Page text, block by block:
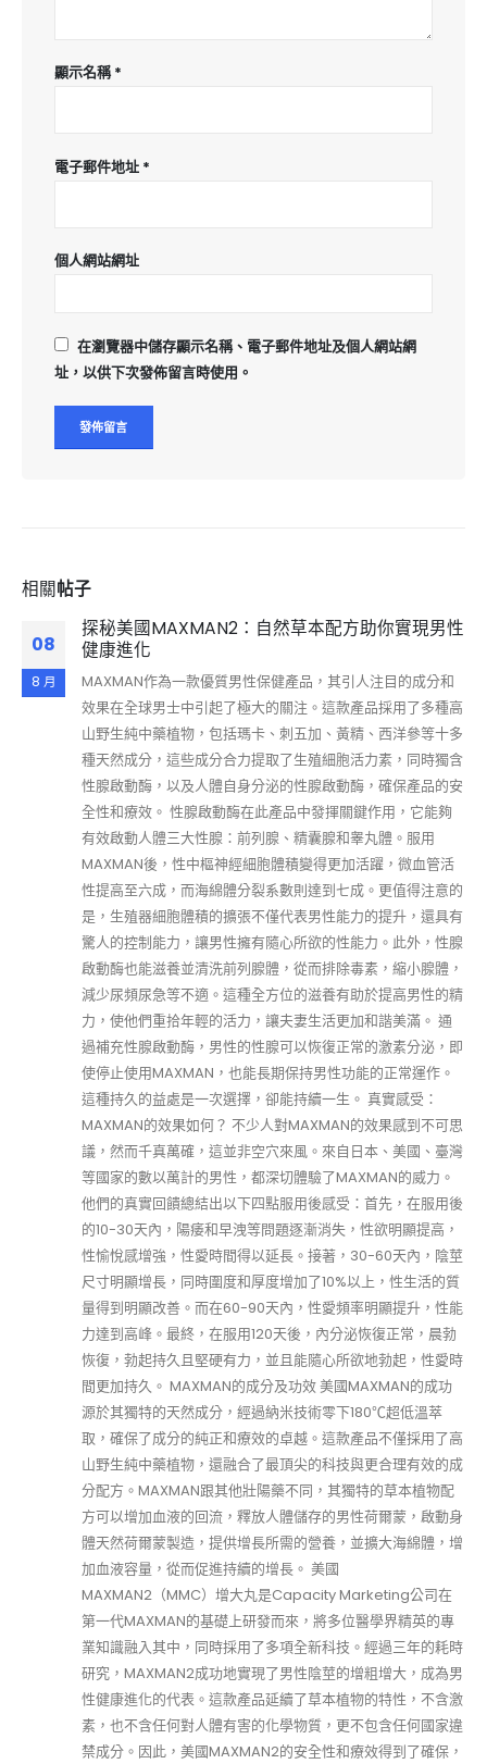
顯示名稱*
電子郵件地址 *
個人網站網址
在瀏覽器中儲存顯示名稱、電子郵件地址及個人網站網
址，以供下次發佈留言時使用。
相關帖子
08
8 月
探秘美國MAXMAN2：自然草本配方助你實現男性
健康進化
MAXMAN作為一款優質男性保健產品，其引人注目的成分和
效果在全球男士中引起了極大的關注。這款產品採用了多種高
山野生純中藥植物，包括瑪卡、刺五加、黃精、西洋參等十多
種天然成分，這些成分合力提取了生殖細胞活力素，同時獨含
性腺啟動酶，以及人體自身分泌的性腺啟動酶，確保產品的安
全性和療效。 性腺啟動酶在此產品中發揮關鍵作用，它能夠
有效啟動人體三大性腺：前列腺、精囊腺和睾丸體。服用
MAXMAN後，性中樞神經細胞體積變得更加活躍，微血管活
性提高至六成，而海綿體分裂系數則達到七成。更值得注意的
是，生殖器細胞體積的擴張不僅代表男性能力的提升，還具有
驚人的控制能力，讓男性擁有隨心所欲的性能力。此外，性腺
啟動酶也能滋養並清洗前列腺體，從而排除毒素，縮小腺體，
減少尿頻尿急等不適。這種全方位的滋養有助於提高男性的精
力，使他們重拾年輕的活力，讓夫妻生活更加和諧美滿。 通
過補充性腺啟動酶，男性的性腺可以恢復正常的激素分泌，即
使停止使用MAXMAN，也能長期保持男性功能的正常運作。
這種持久的益處是一次選擇，卻能持續一生。 真實感受：
MAXMAN的效果如何？ 不少人對MAXMAN的效果感到不可思
議，然而千真萬確，這並非空穴來風。來自日本、美國、臺灣
等國家的數以萬計的男性，都深切體驗了MAXMAN的威力。
他們的真實回饋總結出以下四點服用後感受：首先，在服用後
的10-30天內，陽痿和早洩等問題逐漸消失，性欲明顯提高，
性愉悅感增強，性愛時間得以延長。接著，30-60天內，陰莖
尺寸明顯增長，同時圍度和厚度增加了10%以上，性生活的質
量得到明顯改善。而在60-90天內，性愛頻率明顯提升，性能
力達到高峰。最終，在服用120天後，內分泌恢復正常，晨勃
恢復，勃起持久且堅硬有力，並且能隨心所欲地勃起，性愛時
間更加持久。 MAXMAN的成分及功效 美國MAXMAN的成功
源於其獨特的天然成分，經過納米技術零下180℃超低溫萃
取，確保了成分的純正和療效的卓越。這款產品不僅採用了高
山野生純中藥植物，還融合了最頂尖的科技與更合理有效的成
分配方。MAXMAN跟其他壯陽藥不同，其獨特的草本植物配
方可以增加血液的回流，釋放人體儲存的男性荷爾蒙，啟動身
體天然荷爾蒙製造，提供增長所需的營養，並擴大海綿體，增
加血液容量，從而促進持續的增長。 美國
MAXMAN2（MMC）增大丸是Capacity Marketing公司在
第一代MAXMAN的基礎上研發而來，將多位醫學界精英的專
業知識融入其中，同時採用了多項全新科技。經過三年的耗時
研究，MAXMAN2成功地實現了男性陰莖的增粗增大，成為男
性健康進化的代表。這款產品延續了草本植物的特性，不含激
素，也不含任何對人體有害的化學物質，更不包含任何國家違
禁成分。因此，美國MAXMAN2的安全性和療效得到了確保，